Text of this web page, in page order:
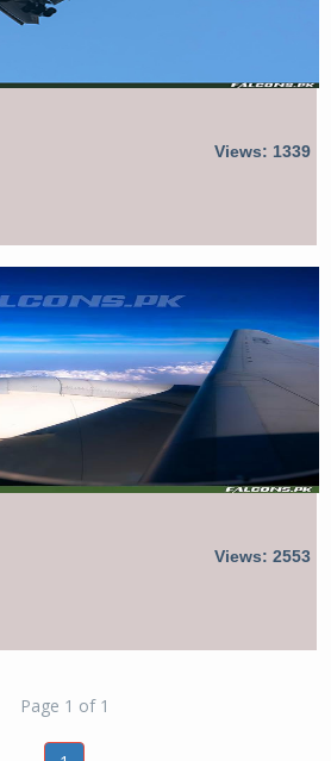
Views: 1339
Views: 2553
Page 1 of 1